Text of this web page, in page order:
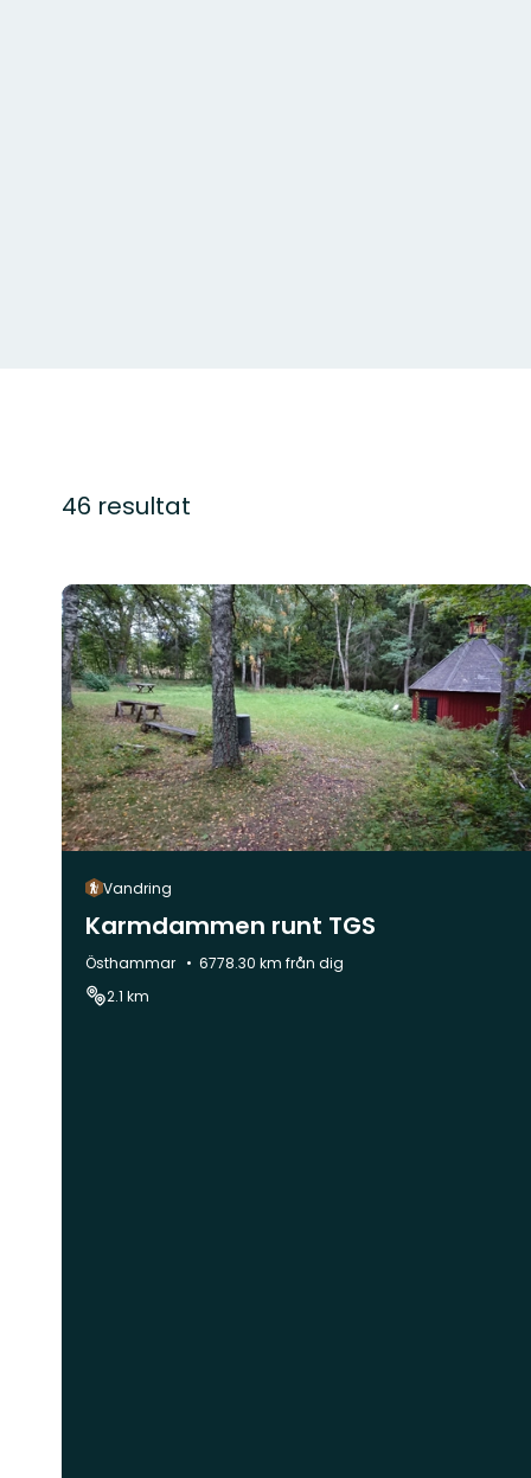
46 resultat
Vandring
Karmdammen runt TGS
Kommun:
Östhammar
6778.30 km från dig
2.1 km